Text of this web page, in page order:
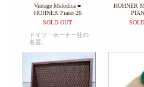
Vintage Melodica ■
HOHNER Piano 26
SOLD OUT
ドイツ・ホーナー社の
名器。
HOHNER